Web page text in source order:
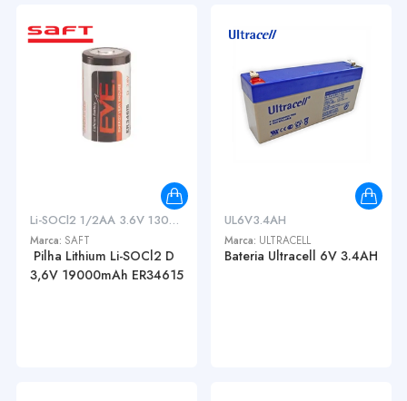
Li-SOCl2 1/2AA 3.6V 13000
Marca: SAFT
Pilha Lithium Li-SOCl2 D
3,6V 19000mAh ER34615
UL6V3.4AH
Marca: ULTRACELL
Bateria Ultracell 6V 3.4AH